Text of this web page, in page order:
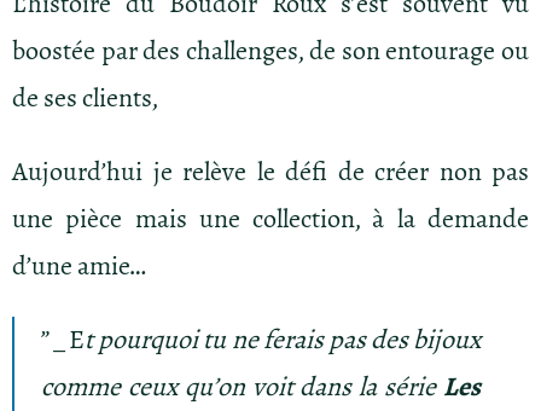
boostée par des challenges, de son entourage ou
de ses clients,
Aujourd’hui je relève le défi de créer non pas
une pièce mais une collection, à la demande
d’une amie…
” _ Et pourquoi tu ne ferais pas des bijoux
comme ceux qu’on voit dans la sérieLes